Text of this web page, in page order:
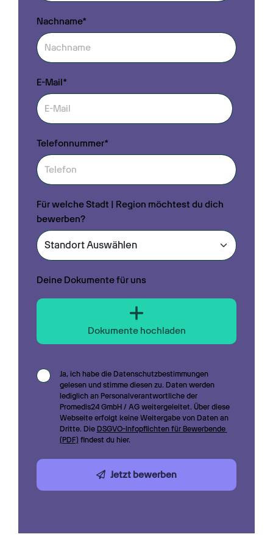
Nachname*
E-Mail*
Telefonnummer*
Für welche Stadt | Region möchtest du dich
bewerben?
Deine Dokumente für uns
Dokumente hochladen
Ja, ich habe die Datenschutzbestimmungen
gelesen und stimme diesen zu. Daten werden
lediglich an Personalverantwortliche der
Promedis24 GmbH / AG weitergeleitet. Über diese
Webseite erfolgt keine Weitergabe von Daten an
Dritte. Die DSGVO-Infopflichten für Bewerbende
(PDF) findest du hier.
Jetzt bewerben